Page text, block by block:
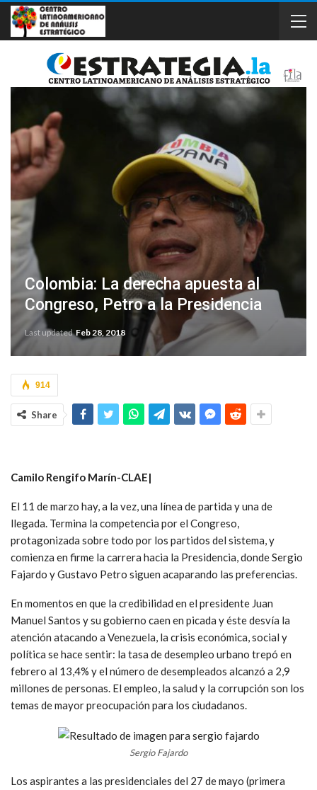
Colombia: La derecha apuesta al
Congreso, Petro a la Presidencia
Last updated Feb 28, 2018
914
Share
Camilo Rengifo Marín-CLAE|
El 11 de marzo hay, a la vez, una línea de partida y una de
llegada. Termina la competencia por el Congreso,
protagonizada sobre todo por los partidos del sistema, y
comienza en firme la carrera hacia la Presidencia, donde Sergio
Fajardo y Gustavo Petro siguen acaparando las preferencias.
En momentos en que la credibilidad en el presidente Juan
Manuel Santos y su gobierno caen en picada y éste desvía la
atención atacando a Venezuela, la crisis económica, social y
política se hace sentir: la tasa de desempleo urbano trepó en
febrero al 13,4% y el número de desempleados alcanzó a 2,9
millones de personas. El empleo, la salud y la corrupción son los
temas de mayor preocupación para los ciudadanos.
Sergio Fajardo
Los aspirantes a las presidenciales del 27 de mayo (primera